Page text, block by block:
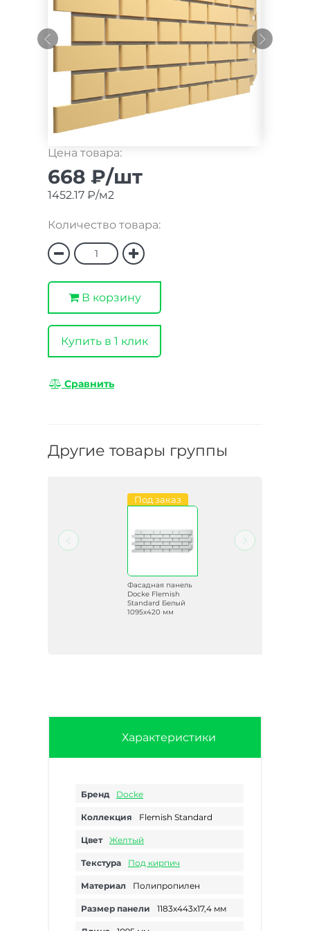
Цена товара:
668 ₽/шт
1452.17 ₽/м2
Количество товара:
В корзину
Купить в 1 клик
Сравнить
Другие товары группы
Под заказ
Фасадная панель
Docke Flemish
Standard Белый
1095х420 мм
Характеристики
Бренд Docke
Коллекция Flemish Standard
Цвет Желтый
Текстура Под кирпич
Материал Полипропилен
Размер панели 1183х443х17,4 мм